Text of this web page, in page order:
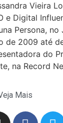
Vieira
e Digital
Persona,
de 2009 até
do
na Record
Mais